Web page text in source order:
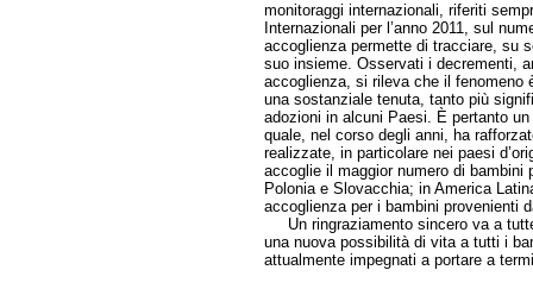
monitoraggi internazionali, riferiti
Internazionali per l’anno 2011, sul
accoglienza permette di tracciare, su
suo insieme. Osservati i decrementi,
accoglienza, si rileva che il fenomeno
una sostanziale tenuta, tanto più
adozioni in alcuni Paesi. È pertanto
quale, nel corso degli anni, ha
realizzate, in particolare nei paesi
accoglie il maggior numero di bambini
Polonia e Slovacchia; in America
accoglienza per i bambini provenienti
Un ringraziamento sincero va a
una nuova possibilità di vita a tutti i
attualmente impegnati a portare a